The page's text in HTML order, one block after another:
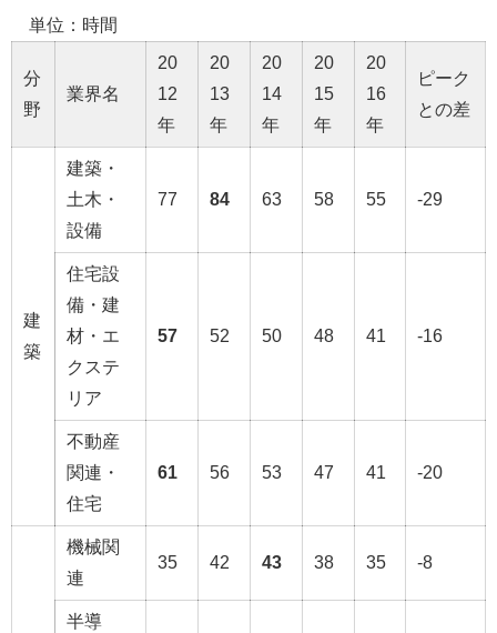
単位：時間
分
野
業界名
20
12
年
20
13
年
20
14
年
20
15
年
20
16
年
ピーク
との差
建
築
建築・
土木・
設備
77 84 63 58 55 -29
住宅設
備・建
材・エ
クステ
リア
57 52 50 48 41 -16
不動産
関連・
住宅
61 56 53 47 41 -20
機械関
連
35 42 43 38 35 -8
半導